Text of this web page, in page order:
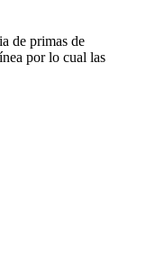
de primas de
por lo cual las